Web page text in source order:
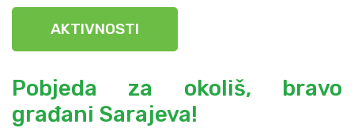
AKTIVNOSTI
Pobjeda za okoliš, bravo
građani Sarajeva!